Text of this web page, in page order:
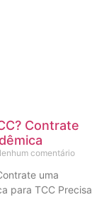
Contrate
comentário
uma
para TCC Precisa